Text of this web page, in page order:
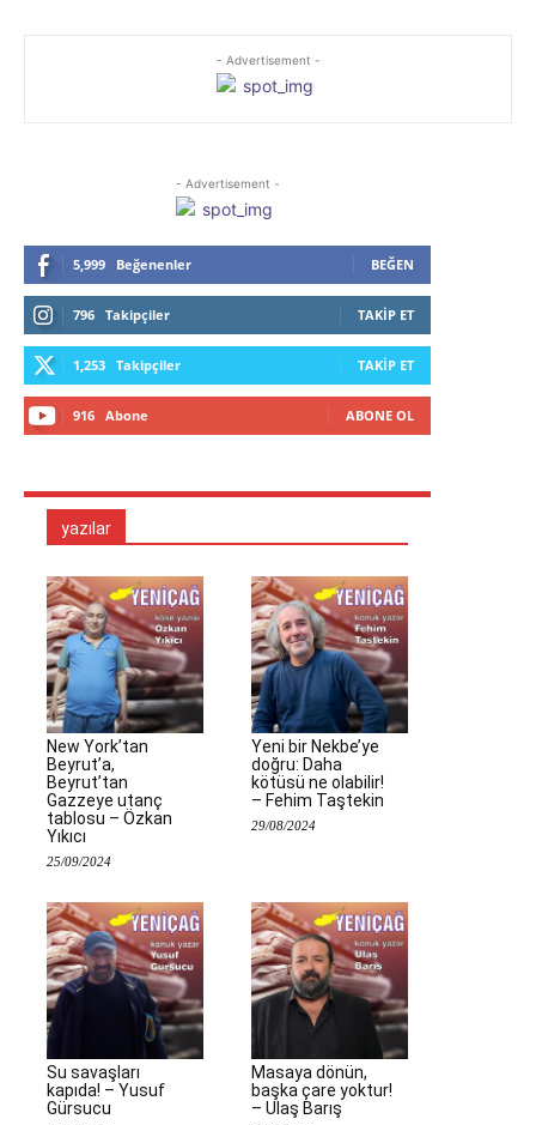
- Advertisement -
- Advertisement -
5,999 Beğenenler BEĞEN
796 Takipçiler TAKIP ET
1,253 Takipçiler TAKIP ET
916 Abone ABONE OL
yazılar
New York’tan
Beyrut’a,
Beyrut’tan
Gazzeye utanç
tablosu – Özkan
Yıkıcı
25/09/2024
Yeni bir Nekbe’ye
doğru: Daha
kötüsü ne olabilir!
– Fehim Taştekin
29/08/2024
Su savaşları
kapıda! – Yusuf
Gürsucu
Masaya dönün,
başka çare yoktur!
– Ulaş Barış